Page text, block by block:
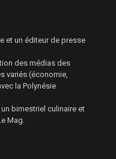
et un éditeur de presse
des médias des
variés (économie,
la Polynésie
bimestriel culinaire et
Mag.